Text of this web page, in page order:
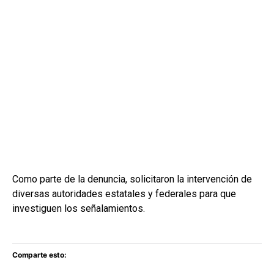
Como parte de la denuncia, solicitaron la intervención de
diversas autoridades estatales y federales para que
investiguen los señalamientos.
Comparte esto: